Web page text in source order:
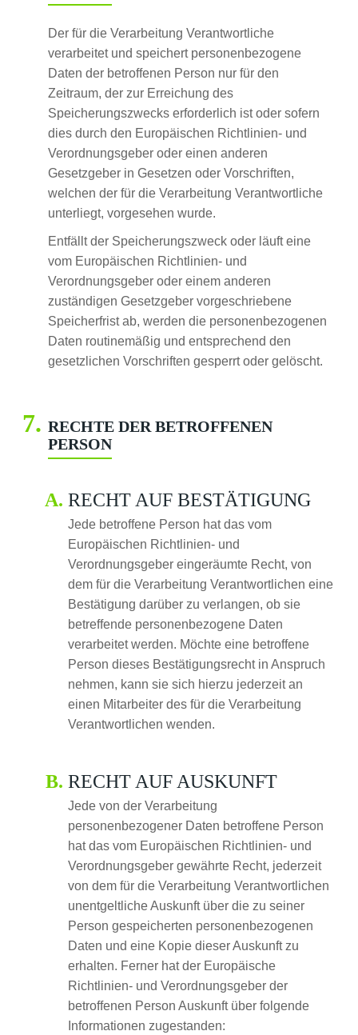
Der für die Verarbeitung Verantwortliche
verarbeitet und speichert personenbezogene
Daten der betroffenen Person nur für den
Zeitraum, der zur Erreichung des
Speicherungszwecks erforderlich ist oder sofern
dies durch den Europäischen Richtlinien- und
Verordnungsgeber oder einen anderen
Gesetzgeber in Gesetzen oder Vorschriften,
welchen der für die Verarbeitung Verantwortliche
unterliegt, vorgesehen wurde.
Entfällt der Speicherungszweck oder läuft eine
vom Europäischen Richtlinien- und
Verordnungsgeber oder einem anderen
zuständigen Gesetzgeber vorgeschriebene
Speicherfrist ab, werden die personenbezogenen
Daten routinemäßig und entsprechend den
gesetzlichen Vorschriften gesperrt oder gelöscht.
RECHTE DER BETROFFENEN
PERSON
RECHT AUF BESTÄTIGUNG
Jede betroffene Person hat das vom
Europäischen Richtlinien- und
Verordnungsgeber eingeräumte Recht, von
dem für die Verarbeitung Verantwortlichen eine
Bestätigung darüber zu verlangen, ob sie
betreffende personenbezogene Daten
verarbeitet werden. Möchte eine betroffene
Person dieses Bestätigungsrecht in Anspruch
nehmen, kann sie sich hierzu jederzeit an
einen Mitarbeiter des für die Verarbeitung
Verantwortlichen wenden.
RECHT AUF AUSKUNFT
Jede von der Verarbeitung
personenbezogener Daten betroffene Person
hat das vom Europäischen Richtlinien- und
Verordnungsgeber gewährte Recht, jederzeit
von dem für die Verarbeitung Verantwortlichen
unentgeltliche Auskunft über die zu seiner
Person gespeicherten personenbezogenen
Daten und eine Kopie dieser Auskunft zu
erhalten. Ferner hat der Europäische
Richtlinien- und Verordnungsgeber der
betroffenen Person Auskunft über folgende
Informationen zugestanden: